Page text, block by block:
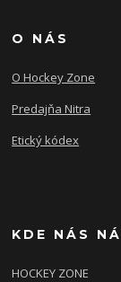
O NÁS
O Hockey Zone
Predajňa Nitra
Etický kódex
KDE NÁS
HOCKEY ZONE